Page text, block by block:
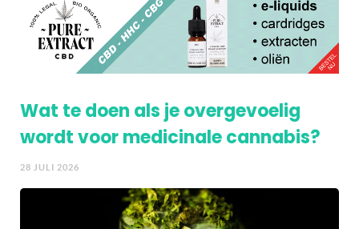
Wat te doen als je overgevoelig
wordt voor medicinale cannabis?
28 JULI 2026